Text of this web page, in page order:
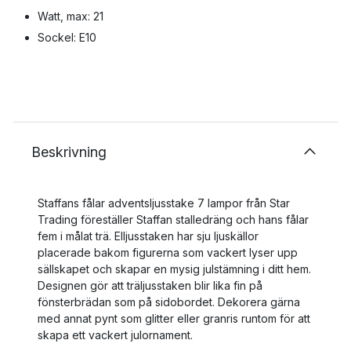
Watt, max: 21
Sockel: E10
Beskrivning
Staffans fålar adventsljusstake 7 lampor från Star
Trading föreställer Staffan stalledräng och hans fålar
fem i målat trä. Elljusstaken har sju ljuskällor
placerade bakom figurerna som vackert lyser upp
sällskapet och skapar en mysig julstämning i ditt hem.
Designen gör att träljusstaken blir lika fin på
fönsterbrädan som på sidobordet. Dekorera gärna
med annat pynt som glitter eller granris runtom för att
skapa ett vackert julornament.